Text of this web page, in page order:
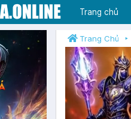
Trang chủ
Trang Chủ